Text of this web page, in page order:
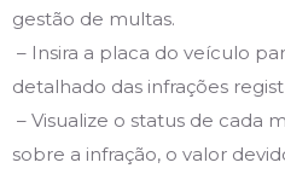
gestão de multas.
– Insira a placa do veículo
detalhado das infrações
– Visualize o status de cada
sobre a infração, o valor